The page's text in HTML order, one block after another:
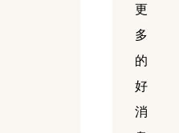
更
多
的
好
消